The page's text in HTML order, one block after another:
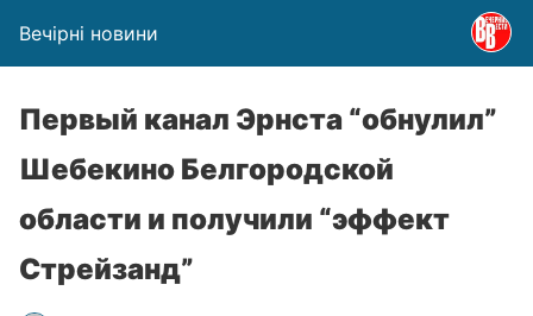
Вечірні новини
Первый канал Эрнста “обнулил”
Шебекино Белгородской
области и получили “эффект
Стрейзанд”